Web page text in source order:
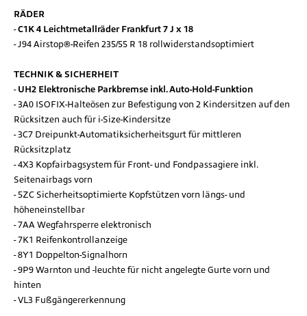
RÄDER
C1K 4 Leichtmetallräder Frankfurt 7 J x 18
J94 Airstop®-Reifen 235/55 R 18 rollwiderstandsoptimiert
TECHNIK & SICHERHEIT
UH2 Elektronische Parkbremse inkl. Auto-Hold-Funktion
3A0 ISOFIX-Halteösen zur Befestigung von 2 Kindersitzen auf den
Rücksitzen auch für i-Size-Kindersitze
3C7 Dreipunkt-Automatiksicherheitsgurt für mittleren
Rücksitzplatz
4X3 Kopfairbagsystem für Front- und Fondpassagiere inkl.
Seitenairbags vorn
5ZC Sicherheitsoptimierte Kopfstützen vorn längs- und
höheneinstellbar
7AA Wegfahrsperre elektronisch
7K1 Reifenkontrollanzeige
8Y1 Doppelton-Signalhorn
9P9 Warnton und -leuchte für nicht angelegte Gurte vorn und
hinten
VL3 Fußgängererkennung